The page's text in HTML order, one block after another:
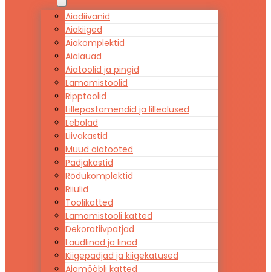
Aiadiivanid
Aiakiiged
Aiakomplektid
Aialauad
Aiatoolid ja pingid
Lamamistoolid
Ripptoolid
Lillepostamendid ja lillealused
Lebolad
Liivakastid
Muud aiatooted
Padjakastid
Rõdukomplektid
Riiulid
Toolikatted
Lamamistooli katted
Dekoratiivpatjad
Laudlinad ja linad
Kiigepadjad ja kiigekatused
Aiamööbli katted